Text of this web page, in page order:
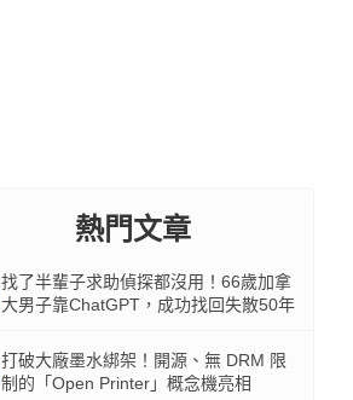
熱門文章
找了半輩子求助偵探都沒用！66歲加拿
大男子靠ChatGPT，成功找回失散50年
打破大廠墨水綁架！開源、無 DRM 限
制的「Open Printer」概念機亮相